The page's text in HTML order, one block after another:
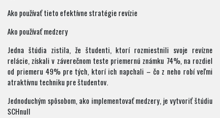
Ako používať tieto efektívne stratégie revízie
Ako používať medzery
Jedna štúdia zistila, že študenti, ktorí rozmiestnili svoje revízne
relácie, získali v záverečnom teste priemernú známku 74%, na rozdiel
od priemeru 49% pre tých, ktorí ich napchali – čo z neho robí veľmi
atraktívnu techniku pre študentov.
Jednoduchým spôsobom, ako implementovať medzery, je vytvoriť štúdiu
SCHnull